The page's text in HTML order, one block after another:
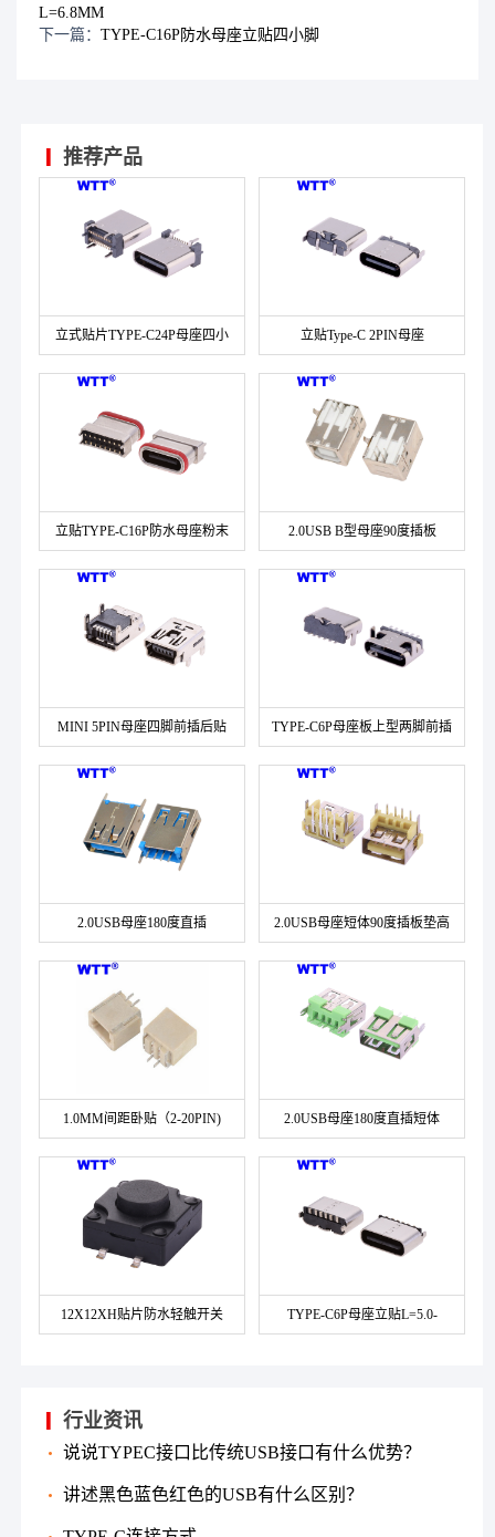
L=6.8MM
下一篇： TYPE-C16P防水母座立贴四小脚
推荐产品
立式贴片TYPE-C24P母座四小
脚
立贴Type-C 2PIN母座
立贴TYPE-C16P防水母座粉末
冶金
2.0USB B型母座90度插板
MINI 5PIN母座四脚前插后贴 TYPE-C6P母座板上型两脚前插
后贴
2.0USB母座180度直插
20.50/24.50
2.0USB母座短体90度插板垫高
款
1.0MM间距卧贴（2-20PIN) 2.0USB母座180度直插短体
12X12XH贴片防水轻触开关 TYPE-C6P母座立贴L=5.0-
行业资讯
说说TYPEC接口比传统USB接口有什么优势？
讲述黑色蓝色红色的USB有什么区别？